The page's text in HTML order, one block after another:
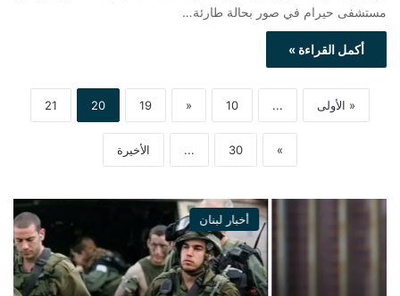
مستشفى حيرام في صور بحالة طارئة…
أكمل القراءة »
« الأولى ...
10
«
19
20
21
»
30
... الأخيرة
أخبار لبنان